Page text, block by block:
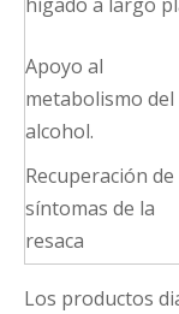
Apoyo al
metabolismo del
alcohol.
Recuperación de
síntomas de la
resaca
Los productos